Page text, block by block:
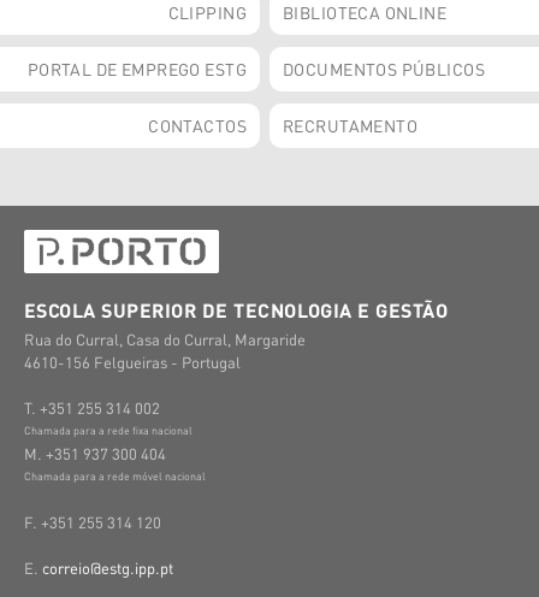
CLIPPING BIBLIOTECA ONLINE
PORTAL DE EMPREGO ESTG DOCUMENTOS PÚBLICOS
CONTACTOS RECRUTAMENTO
ESCOLA SUPERIOR DE TECNOLOGIA E GESTÃO
Rua do Curral, Casa do Curral, Margaride
4610-156 Felgueiras - Portugal
T. +351 255 314 002
Chamada para a rede fixa nacional
M. +351 937 300 404
Chamada para a rede móvel nacional
F. +351 255 314 120
E. correio@estg.ipp.pt